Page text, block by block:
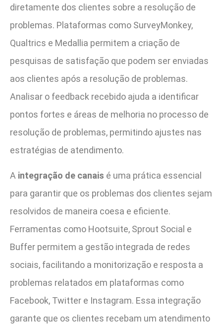
diretamente dos clientes sobre a resolução de
problemas. Plataformas como SurveyMonkey,
Qualtrics e Medallia permitem a criação de
pesquisas de satisfação que podem ser enviadas
aos clientes após a resolução de problemas.
Analisar o feedback recebido ajuda a identificar
pontos fortes e áreas de melhoria no processo de
resolução de problemas, permitindo ajustes nas
estratégias de atendimento.
A integração de canais é uma prática essencial
para garantir que os problemas dos clientes sejam
resolvidos de maneira coesa e eficiente.
Ferramentas como Hootsuite, Sprout Social e
Buffer permitem a gestão integrada de redes
sociais, facilitando a monitorização e resposta a
problemas relatados em plataformas como
Facebook, Twitter e Instagram. Essa integração
garante que os clientes recebam um atendimento